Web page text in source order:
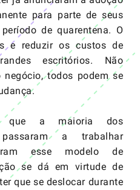
para parte de seus
de quarentena. O
e reduzir os custos de
escritórios. Não
todos podem se
que a maioria dos
a trabalhar
esse modelo de
se dá em virtude de
que se deslocar durante